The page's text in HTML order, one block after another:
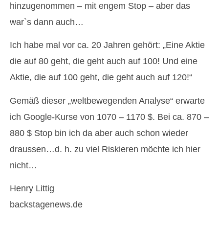
hinzugenommen – mit engem Stop – aber das
war`s dann auch…
Ich habe mal vor ca. 20 Jahren gehört: „Eine Aktie
die auf 80 geht, die geht auch auf 100! Und eine
Aktie, die auf 100 geht, die geht auch auf 120!“
Gemäß dieser „weltbewegenden Analyse“ erwarte
ich Google-Kurse von 1070 – 1170 $. Bei ca. 870 –
880 $ Stop bin ich da aber auch schon wieder
draussen…d. h. zu viel Riskieren möchte ich hier
nicht…
Henry Littig
backstagenews.de